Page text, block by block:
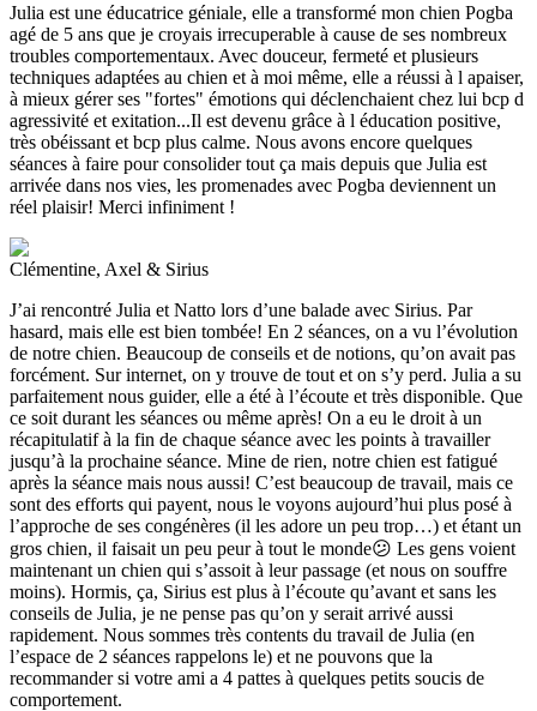
Julia est une éducatrice géniale, elle a transformé mon chien Pogba
agé de 5 ans que je croyais irrecuperable à cause de ses nombreux
troubles comportementaux. Avec douceur, fermeté et plusieurs
techniques adaptées au chien et à moi même, elle a réussi à l apaiser,
à mieux gérer ses "fortes" émotions qui déclenchaient chez lui bcp d
agressivité et exitation...Il est devenu grâce à l éducation positive,
très obéissant et bcp plus calme. Nous avons encore quelques
séances à faire pour consolider tout ça mais depuis que Julia est
arrivée dans nos vies, les promenades avec Pogba deviennent un
réel plaisir! Merci infiniment !
Clémentine, Axel & Sirius
J’ai rencontré Julia et Natto lors d’une balade avec Sirius. Par
hasard, mais elle est bien tombée! En 2 séances, on a vu l’évolution
de notre chien. Beaucoup de conseils et de notions, qu’on avait pas
forcément. Sur internet, on y trouve de tout et on s’y perd. Julia a su
parfaitement nous guider, elle a été à l’écoute et très disponible. Que
ce soit durant les séances ou même après! On a eu le droit à un
récapitulatif à la fin de chaque séance avec les points à travailler
jusqu’à la prochaine séance. Mine de rien, notre chien est fatigué
après la séance mais nous aussi! C’est beaucoup de travail, mais ce
sont des efforts qui payent, nous le voyons aujourd’hui plus posé à
l’approche de ses congénères (il les adore un peu trop…) et étant un
gros chien, il faisait un peu peur à tout le monde😕 Les gens voient
maintenant un chien qui s’assoit à leur passage (et nous on souffre
moins). Hormis, ça, Sirius est plus à l’écoute qu’avant et sans les
conseils de Julia, je ne pense pas qu’on y serait arrivé aussi
rapidement. Nous sommes très contents du travail de Julia (en
l’espace de 2 séances rappelons le) et ne pouvons que la
recommander si votre ami a 4 pattes à quelques petits soucis de
comportement.